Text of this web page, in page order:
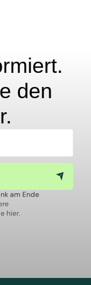
den
am Ende
hier.